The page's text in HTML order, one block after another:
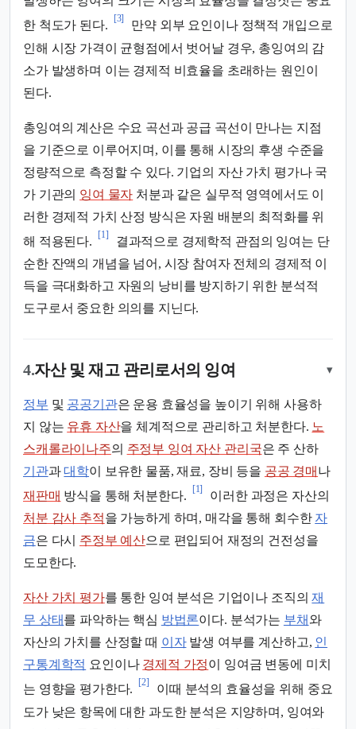
한 척도가 된다.
[3]
만약 외부 요인이나 정책적 개입으로
인해 시장 가격이 균형점에서 벗어날 경우, 총잉여의 감
소가 발생하며 이는 경제적 비효율을 초래하는 원인이
된다.
총잉여의 계산은 수요 곡선과 공급 곡선이 만나는 지점
을 기준으로 이루어지며, 이를 통해 시장의 후생 수준을
정량적으로 측정할 수 있다. 기업의 자산 가치 평가나 국
가 기관의 잉여 물자 처분과 같은 실무적 영역에서도 이
러한 경제적 가치 산정 방식은 자원 배분의 최적화를 위
해 적용된다.
[1]
결과적으로 경제학적 관점의 잉여는 단
순한 잔액의 개념을 넘어, 시장 참여자 전체의 경제적 이
득을 극대화하고 자원의 낭비를 방지하기 위한 분석적
도구로서 중요한 의의를 지닌다.
4.자산 및 재고 관리로서의 잉여 ▾
정부 및 공공기관은 운용 효율성을 높이기 위해 사용하
지 않는 유휴 자산을 체계적으로 관리하고 처분한다. 노
스캐롤라이나주의 주정부 잉여 자산 관리국은 주 산하
기관과대학이 보유한 물품, 재료, 장비 등을 공공 경매 나
재판매 방식을 통해 처분한다.
[1]
이러한 과정은 자산의
처분 감사 추적을 가능하게 하며, 매각을 통해 회수한 자
금은 다시 주정부 예산으로 편입되어 재정의 건전성을
도모한다.
자산 가치 평가를 통한 잉여 분석은 기업이나 조직의재
무 상태를 파악하는 핵심 방법론이다. 분석가는 부채 와
자산의 가치를 산정할 때 이자발생 여부를 계산하고, 인
구통계학적 요인이나 경제적 가정이 잉여금 변동에 미치
는 영향을 평가한다.
[2]
이때 분석의 효율성을 위해 중요
도가 낮은 항목에 대한 과도한 분석은 지양하며, 잉여와